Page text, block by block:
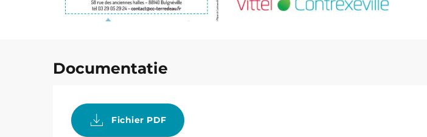
Documentatie
Fichier PDF